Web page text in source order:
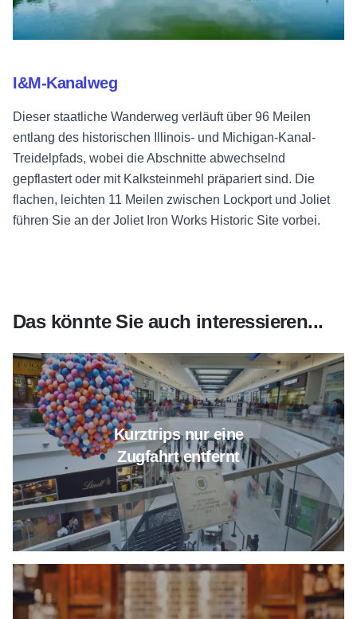
I&M-Kanalweg
Dieser staatliche Wanderweg verläuft über 96 Meilen
entlang des historischen Illinois- und Michigan-Kanal-
Treidelpfads, wobei die Abschnitte abwechselnd
gepflastert oder mit Kalksteinmehl präpariert sind. Die
flachen, leichten 11 Meilen zwischen Lockport und Joliet
führen Sie an der Joliet Iron Works Historic Site vorbei.
Das könnte Sie auch interessieren...
Kurztrips nur eine
Zugfahrt entfernt
Erfahren Sie mehr über
Erfahren Sie mehr über Obed